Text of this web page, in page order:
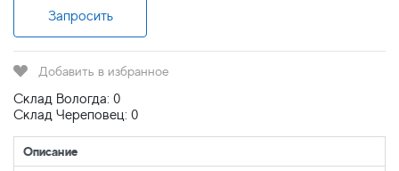
Запросить
Добавить в избранное
Склад Вологда: 0
Склад Череповец: 0
Описание